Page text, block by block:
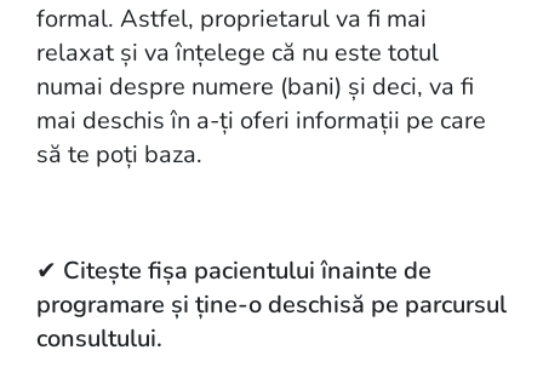
formal. Astfel, proprietarul va fi mai
relaxat și va înțelege că nu este totul
numai despre numere (bani) și deci, va fi
mai deschis în a-ți oferi informații pe care
să te poți baza.
✔ Citește fișa pacientului înainte de
programare și ține-o deschisă pe parcursul
consultului.